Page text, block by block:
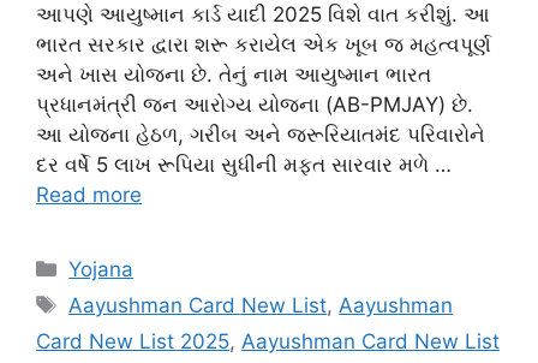
આપણે આયુષ્માન કાર્ડ યાદી 2025 વિશે વાત કરીશું. આ
ભારત સરકાર દ્વારા શરૂ કરાયેલ એક ખૂબ જ મહત્વપૂર્ણ
અને ખાસ યોજના છે. તેનું નામ આયુષ્માન ભારત
પ્રધાનમંત્રી જન આરોગ્ય યોજના (AB-PMJAY) છે.
આ યોજના હેઠળ, ગરીબ અને જરૂરિયાતમંદ પરિવારોને
દર વર્ષે 5 લાખ રૂપિયા સુધીની મફત સારવાર મળે …
Read more
Categories
Yojana
Tags
Aayushman Card New List, Aayushman
Card New List 2025, Aayushman Card New List